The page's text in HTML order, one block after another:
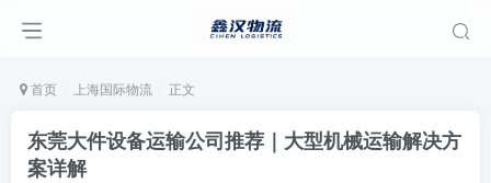
首页 上海国际物流 正文
东莞大件设备运输公司推荐｜大型机械运输解决方
案详解